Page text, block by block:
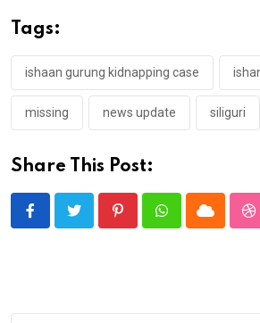
Tags:
ishaan gurung kidnapping case
missing news update siliguri
Share This Post:
PinterestWhatsappCloud